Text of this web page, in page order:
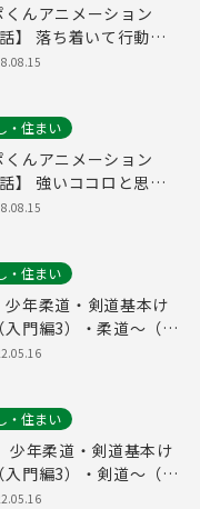
くんアニメーション
話】 落ち着いて行動す
巻
・住まい
くんアニメーション
話】 強いココロと思い
の巻
・住まい
少年柔道・剣道基本け
入門編3）・柔道～（教
年育成課）
・住まい
少年柔道・剣道基本け
入門編3）・剣道～（教
年育成課）